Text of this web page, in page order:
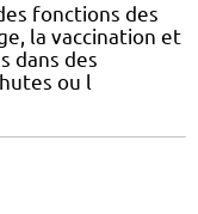
fonctions des
la vaccination et
dans des
ou l